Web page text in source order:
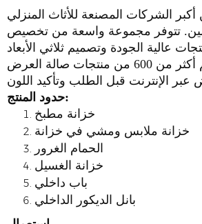
الشركات المصنعة للأثاث المنزلي
تتوفر مجموعة واسعة من تخصيص
عالية الجودة وتصميم ثلاثي الأبعاد
لعملائنا. يتم دعم أكثر من 600 من منتجات صالة العرض
حدود المنتج:
خزانة مطبخ
خزانة ملابس ومشي في خزانة
الحمام الغرور
خزانة الغسيل
باب داخلي
بانل الديكور الداخلي